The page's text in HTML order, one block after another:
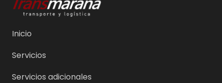
Inicio
Servicios
Servicios adicionales